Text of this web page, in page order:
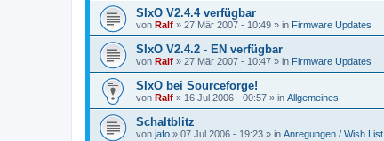
SIxO V2.4.4 verfügbar
von Ralf » 27 Mär 2007 - 10:49 » in Firmware Updates
SIxO V2.4.2 - EN verfügbar
von Ralf » 27 Mär 2007 - 10:47 » in Firmware Updates
SIxO bei Sourceforge!
von Ralf » 16 Jul 2006 - 00:57 » in Allgemeines
Schaltblitz
von jafo » 07 Jul 2006 - 19:23 » in Anregungen / Wish List